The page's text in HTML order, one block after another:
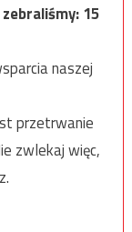
zebraliśmy:15
naszej
przetrwanie
zwlekaj więc,